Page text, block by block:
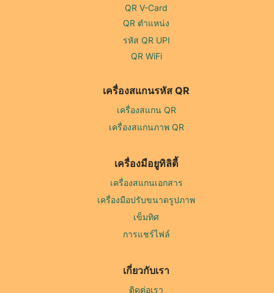
QR V-Card
QR ตำแหน่ง
รหัส QR UPI
QR WiFi
เครื่องสแกนรหัส QR
เครื่องสแกน QR
เครื่องสแกนภาพ QR
เครื่องมือยูทิลิตี้
เครื่องสแกนเอกสาร
เครื่องมือปรับขนาดรูปภาพ
เข็มทิศ
การแชร์ไฟล์
เกี่ยวกับเรา
ติดต่อเรา